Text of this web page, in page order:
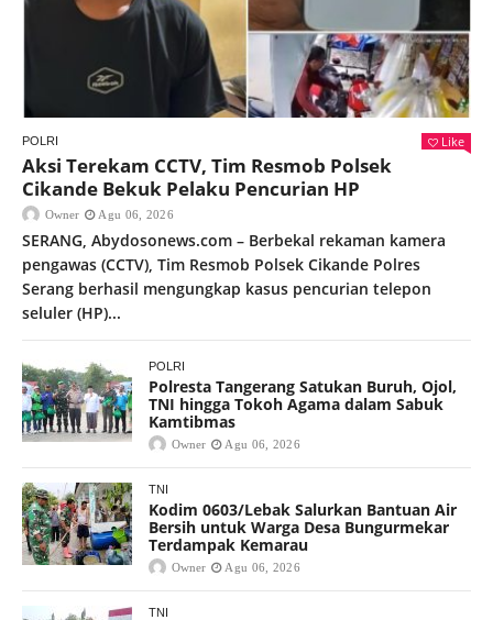
POLRI Like
Aksi Terekam CCTV, Tim Resmob Polsek
Cikande Bekuk Pelaku Pencurian HP
Owner Agu 06, 2026
SERANG, Abydosonews.com – Berbekal rekaman kamera
pengawas (CCTV), Tim Resmob Polsek Cikande Polres
Serang berhasil mengungkap kasus pencurian telepon
seluler (HP)...
POLRI
Polresta Tangerang Satukan Buruh, Ojol,
TNI hingga Tokoh Agama dalam Sabuk
Kamtibmas
Owner Agu 06, 2026
TNI
Kodim 0603/Lebak Salurkan Bantuan Air
Bersih untuk Warga Desa Bungurmekar
Terdampak Kemarau
Owner Agu 06, 2026
TNI